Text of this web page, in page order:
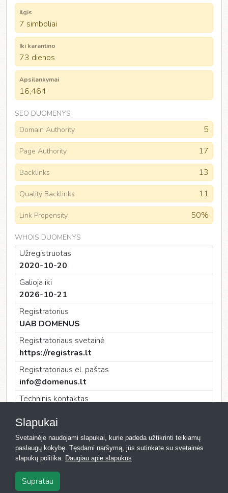
Ilgis
7 simboliai
Iki karantino
73 dienos
Apsilankymai
16,464
SEO DUOMENYS
Domain Authority
5
Page Authority 17
Backlinks 13
Quality Backlinks 11
Link Propensity 50%
WHOIS DUOMENYS
Užregistruotas
2020-10-20
Galioja iki
2026-10-21
Registratorius
UAB DOMENUS
Registratoriaus svetainė
https://registras.lt
Registratoriaus el. paštas
info@domenus.lt
Techninis kontaktas
Techninio kontakto el. paštas
info@domenus.lt
Slapukai
Svetainėje naudojami slapukai, kurie padeda užtikrinti teikiamų
paslaugų kokybę. Tęsdami naršymą, jūs sutinkate su svetainės
slapukų politika. Daugiau apie slapukus
Supratau